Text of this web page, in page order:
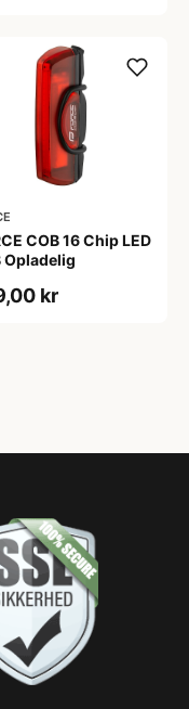
COB 16 Chip LED
Opladelig
kr